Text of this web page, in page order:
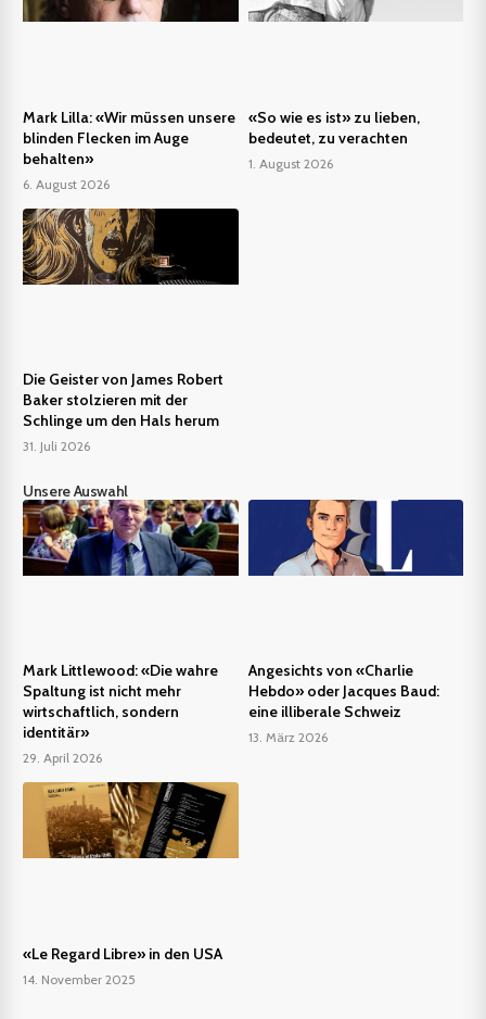
Mark Lilla: «Wir müssen unsere
blinden Flecken im Auge
behalten»
6. August 2026
«So wie es ist» zu lieben,
bedeutet, zu verachten
1. August 2026
Die Geister von James Robert
Baker stolzieren mit der
Schlinge um den Hals herum
31. Juli 2026
Unsere Auswahl
Mark Littlewood: «Die wahre
Spaltung ist nicht mehr
wirtschaftlich, sondern
identitär»
29. April 2026
Angesichts von «Charlie
Hebdo» oder Jacques Baud:
eine illiberale Schweiz
13. März 2026
«Le Regard Libre» in den USA
14. November 2025